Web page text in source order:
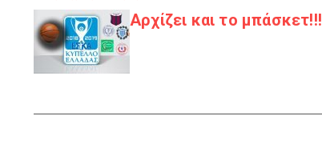
Αρχίζει και το μπάσκετ!!!